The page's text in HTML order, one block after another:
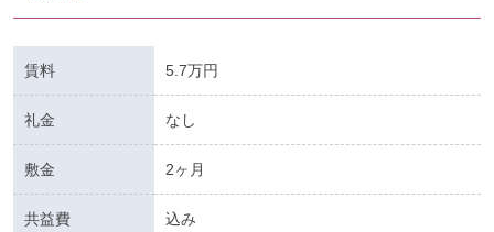
賃料 5.7万円
礼金 なし
敷金 2ヶ月
共益費 込み